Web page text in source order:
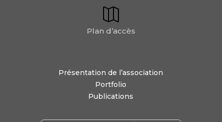
Plan d’accès
Présentation de l’association
Portfolio
Publications